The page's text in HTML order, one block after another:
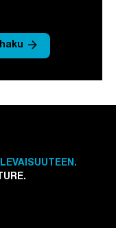
arrow_forward